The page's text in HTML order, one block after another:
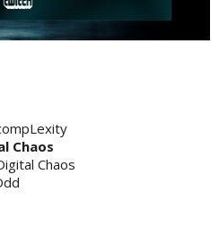
Chaos
Chaos